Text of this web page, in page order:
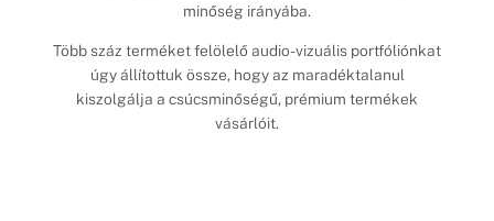
minőség irányába.
Több száz terméket felölelő audio-vizuális portfóliónkat
úgy állítottuk össze, hogy az maradéktalanul
kiszolgálja a csúcsminőségű, prémium termékek
vásárlóit.